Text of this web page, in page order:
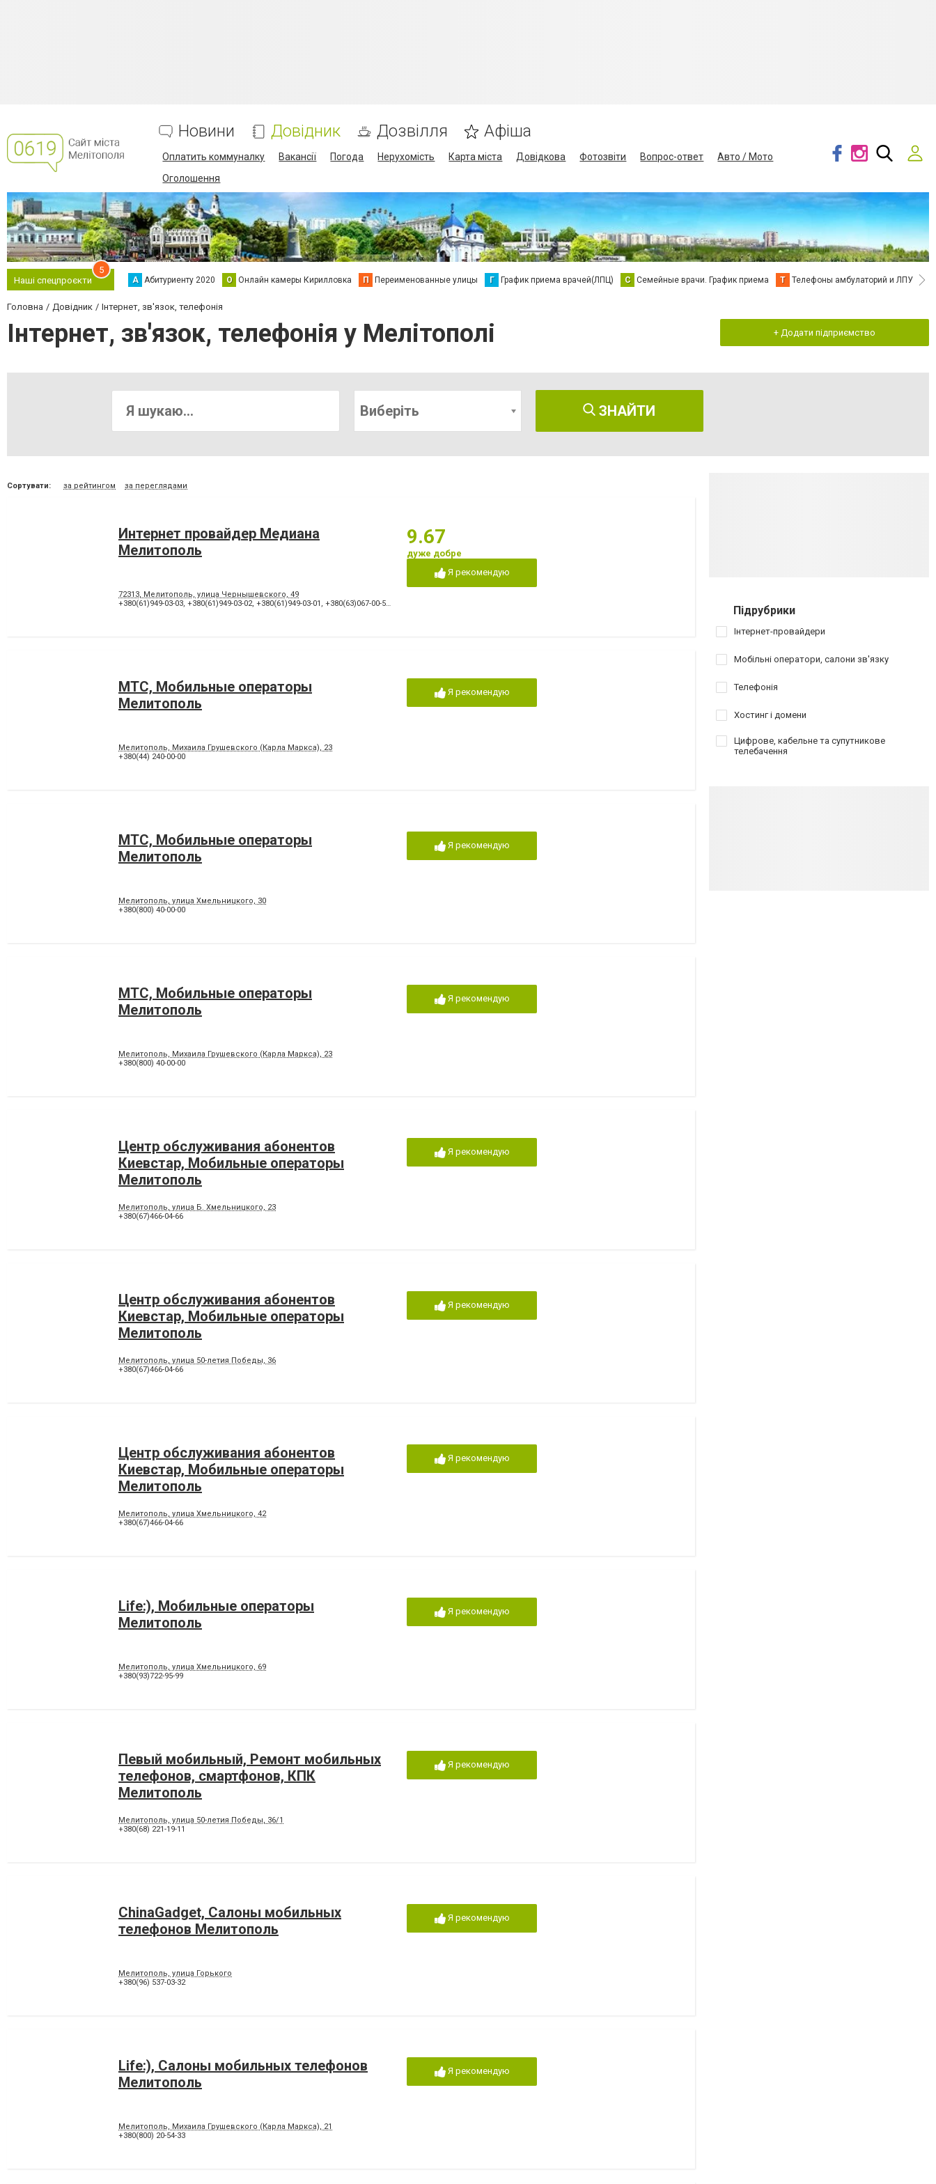
Новини Довідник Дозвілля Афіша
Оплатить коммуналку Вакансії Погода Нерухомість Карта міста Довідкова Фотозвіти Вопрос-ответ
Авто / Мото
Оголошення
Наші спецпроєкти
5
А Абитуриенту 2020 О Онлайн камеры Кирилловка П Переименованные улицы Г График приема врачей(ЛПЦ) С Семейные врачи. График приема Т Телефоны амбулаторий и ЛПУ В
Головна Довідник Інтернет, зв'язок, телефонія
Інтернет, зв'язок, телефонія у Мелітополі + Додати підприємство
Виберіть ЗНАЙТИ
Сортувати: за рейтингом за переглядами
Интернет провайдер Медиана
Мелитополь
72313, Мелитополь, улица Чернышевского, 49
+380(61)949-03-03, +380(61)949-03-02, +380(61)949-03-01 , +380(63)067-00-57 ,
9.67
дуже добре
Я рекомендую
МТС, Мобильные операторы
Мелитополь
Мелитополь, Михаила Грушевского (Карла Маркса), 23
+380(44) 240-00-00
Я рекомендую
МТС, Мобильные операторы
Мелитополь
Мелитополь, улица Хмельницкого, 30
+380(800) 40-00-00
Я рекомендую
МТС, Мобильные операторы
Мелитополь
Мелитополь, Михаила Грушевского (Карла Маркса), 23
+380(800) 40-00-00
Я рекомендую
Центр обслуживания абонентов
Киевстар, Мобильные операторы
Мелитополь
Мелитополь, улица Б. Хмельницкого, 23
+380(67)466-04-66
Я рекомендую
Центр обслуживания абонентов
Киевстар, Мобильные операторы
Мелитополь
Мелитополь, улица 50-летия Победы, 36
+380(67)466-04-66
Я рекомендую
Центр обслуживания абонентов
Киевстар, Мобильные операторы
Мелитополь
Мелитополь, улица Хмельницкого, 42
+380(67)466-04-66
Я рекомендую
Life:), Мобильные операторы
Мелитополь
Мелитополь, улица Хмельницкого, 69
+380(93)722-95-99
Я рекомендую
Певый мобильный, Ремонт мобильных
телефонов, смартфонов, КПК
Мелитополь
Мелитополь, улица 50-летия Победы, 36/1
+380(68) 221-19-11
Я рекомендую
ChinaGadget, Салоны мобильных
телефонов Мелитополь
Мелитополь, улица Горького
+380(96) 537-03-32
Я рекомендую
Life:), Салоны мобильных телефонов
Мелитополь
Мелитополь, Михаила Грушевского (Карла Маркса), 21
+380(800) 20-54-33
Я рекомендую
Підрубрики
Інтернет-провайдери
Мобільні оператори, салони зв'язку
Телефонія
Хостинг і домени
Цифрове, кабельне та супутникове
телебачення